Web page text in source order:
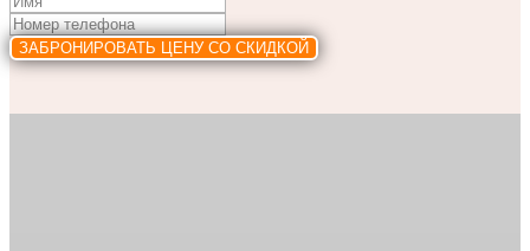
ЗАБРОНИРОВАТЬ ЦЕНУ СО СКИДКОЙ